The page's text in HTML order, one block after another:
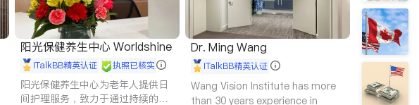
阳光保健养生中心 Worldshine
iTalkBB精英认证 执照已核实
阳光保健养生中心为老年人提供日
间护理服务，致力于通过持续的护
Dr. Ming Wang
iTalkBB精英认证
Wang Vision Institute has more
than 30 years experience in